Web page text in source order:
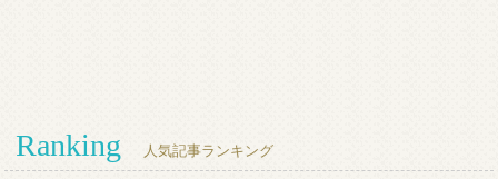
Ranking 人気記事ランキング